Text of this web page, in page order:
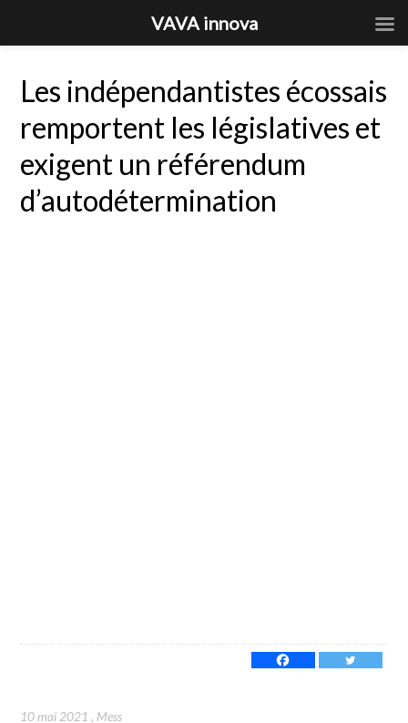
Les indépendantistes écossais
remportent les législatives et
exigent un référendum
d’autodétermination
10 mai 2021 , Mess
VAVA innova